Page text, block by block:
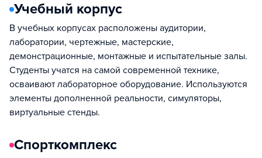
Учебный корпус
В учебных корпусах расположены аудитории,
лаборатории, чертежные, мастерские,
демонстрационные, монтажные и испытательные залы.
Студенты учатся на самой современной технике,
осваивают лабораторное оборудование. Используются
элементы дополненной реальности, симуляторы,
виртуальные стенды.
Спорткомплекс